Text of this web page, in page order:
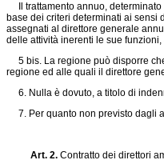
Il trattamento annuo, determinato
base dei criteri determinati ai sensi
assegnati al direttore generale
delle attività inerenti le sue
5 bis. La regione può disporre
regione ed alle quali il direttore
6. Nulla è dovuto, a titolo di
7. Per quanto non previsto dagli
Art. 2. Contratto dei direttori